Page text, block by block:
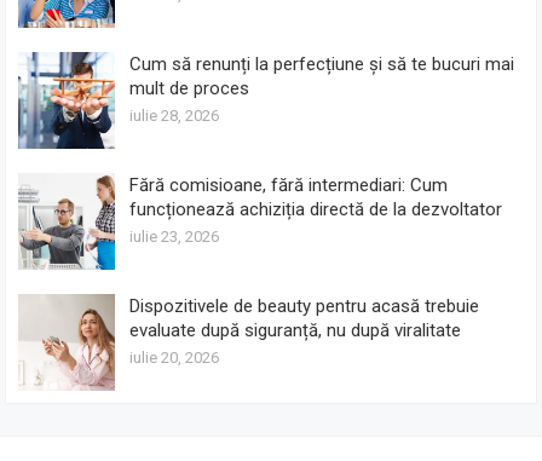
Cum să renunți la perfecțiune și să te bucuri mai
mult de proces
iulie 28, 2026
Fără comisioane, fără intermediari: Cum
funcționează achiziția directă de la dezvoltator
iulie 23, 2026
Dispozitivele de beauty pentru acasă trebuie
evaluate după siguranță, nu după viralitate
iulie 20, 2026